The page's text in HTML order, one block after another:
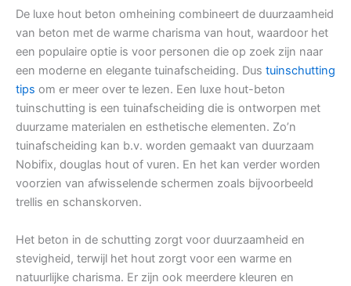
De luxe hout beton omheining combineert de duurzaamheid
van beton met de warme charisma van hout, waardoor het
een populaire optie is voor personen die op zoek zijn naar
een moderne en elegante tuinafscheiding. Dus tuinschutting
tips om er meer over te lezen. Een luxe hout-beton
tuinschutting is een tuinafscheiding die is ontworpen met
duurzame materialen en esthetische elementen. Zo’n
tuinafscheiding kan b.v. worden gemaakt van duurzaam
Nobifix, douglas hout of vuren. En het kan verder worden
voorzien van afwisselende schermen zoals bijvoorbeeld
trellis en schanskorven.
Het beton in de schutting zorgt voor duurzaamheid en
stevigheid, terwijl het hout zorgt voor een warme en
natuurlijke charisma. Er zijn ook meerdere kleuren en